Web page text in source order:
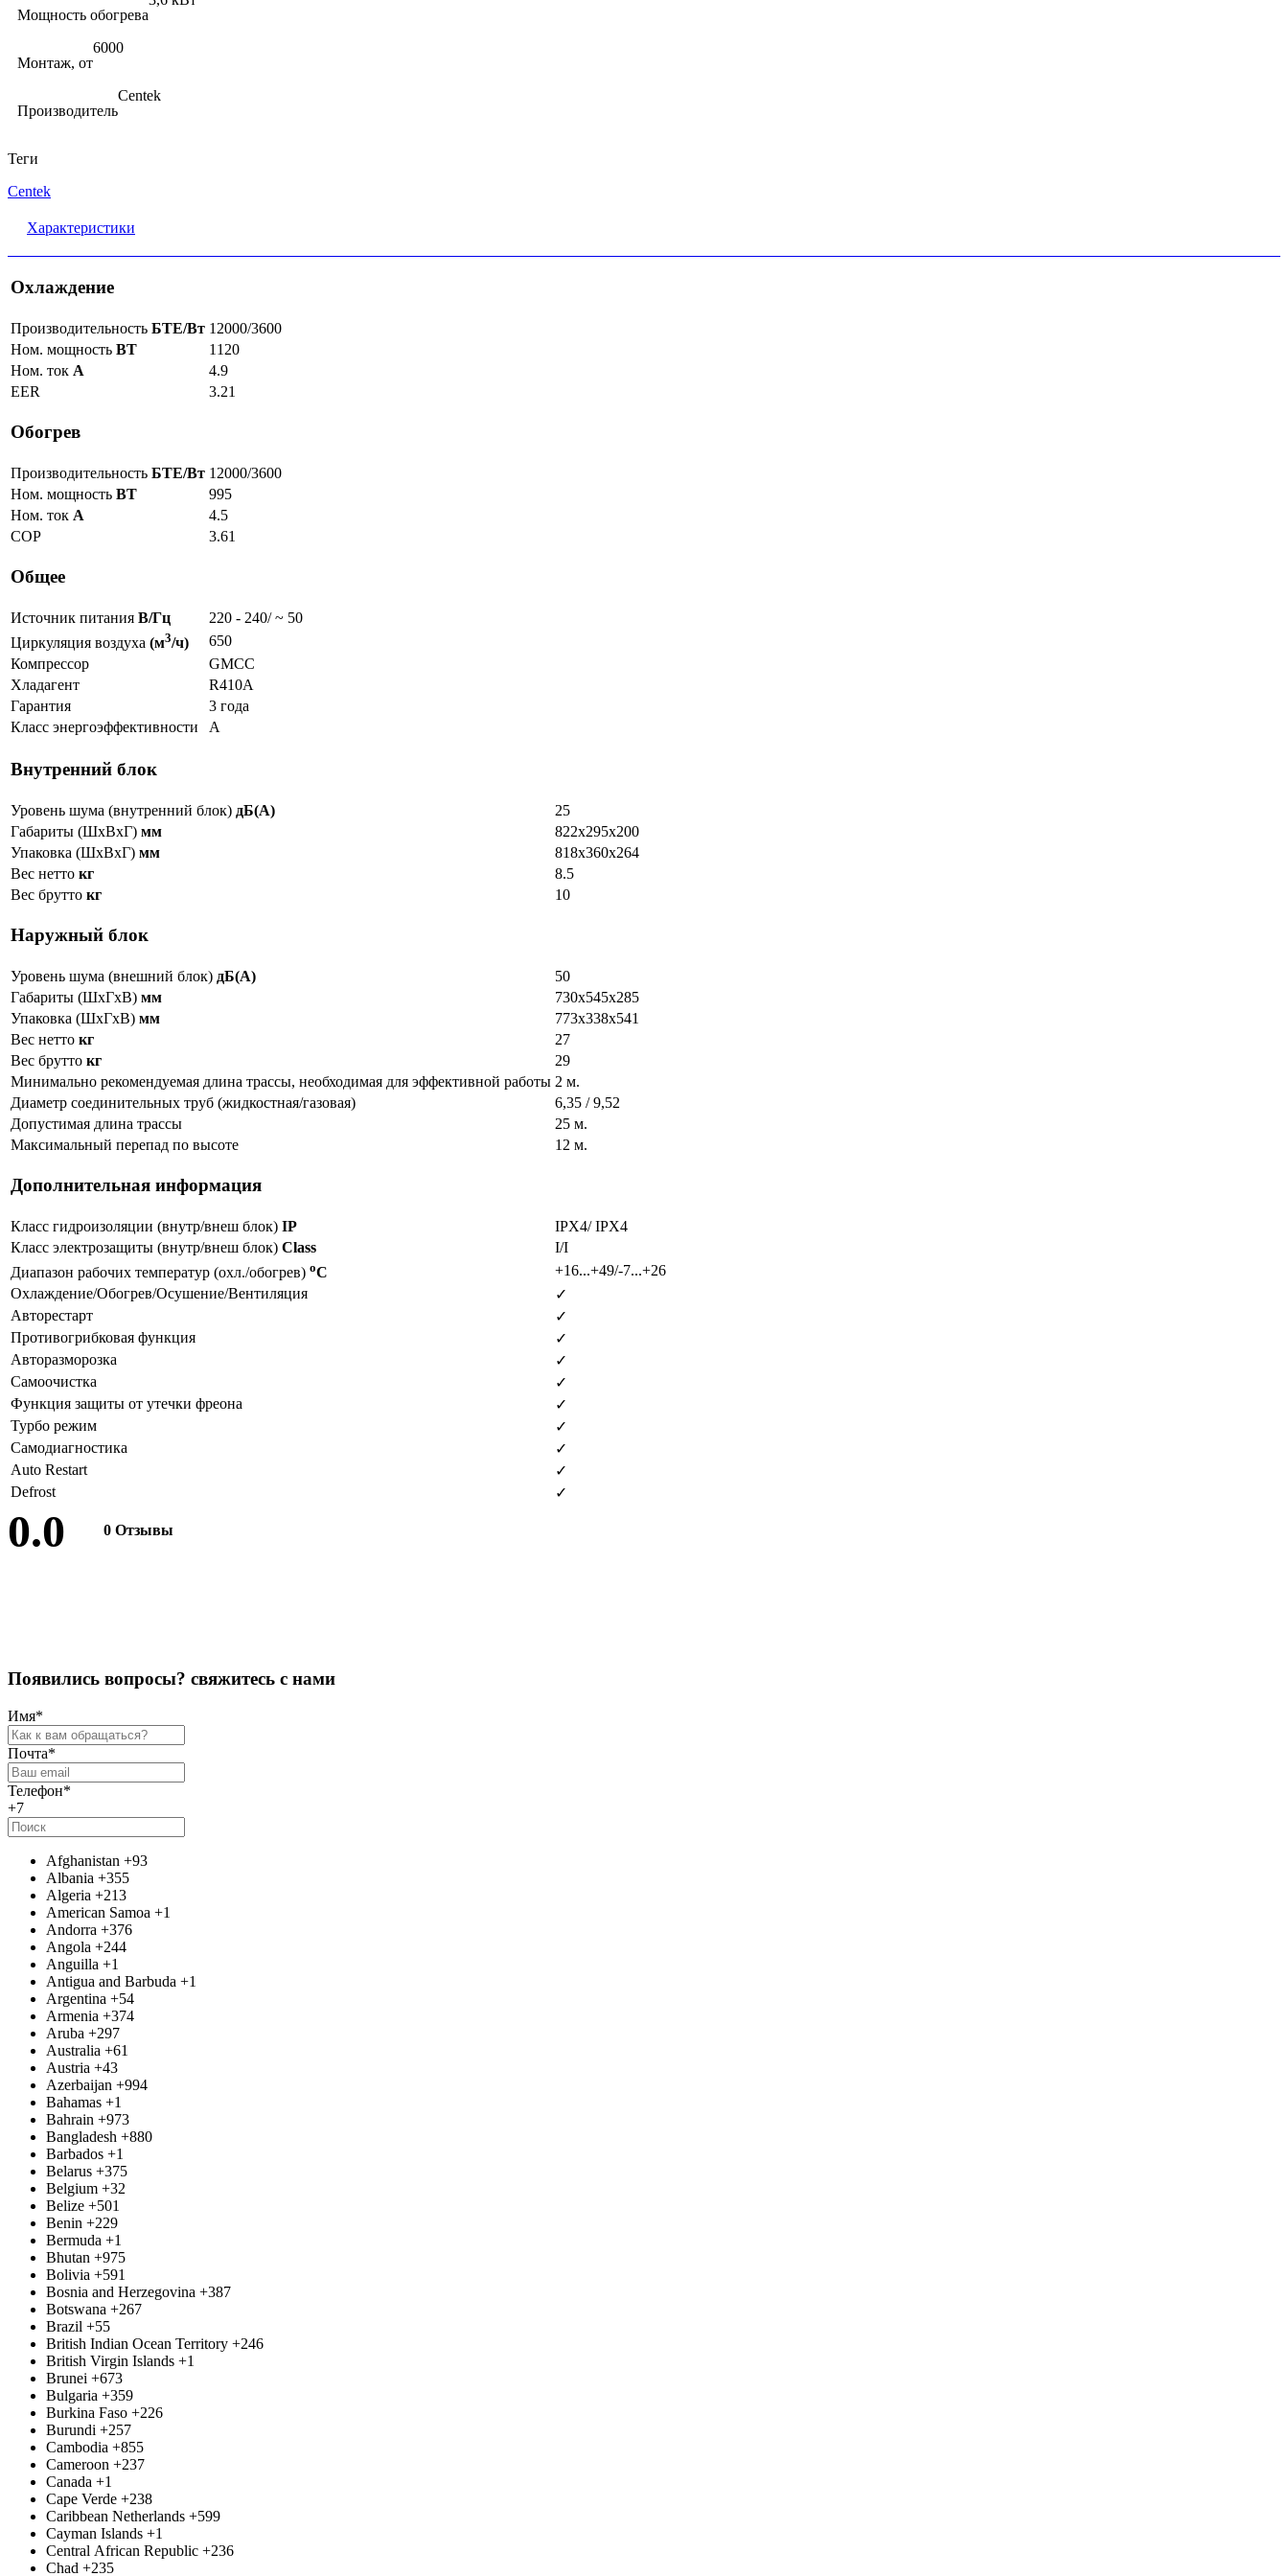
Мощность обогрева
Монтаж, от
6000
Производитель
Centek
Теги
Centek
Характеристики
Охлаждение
Производительность БТЕ/Вт 12000/3600
Ном. мощность ВТ
1120
Ном. ток А
4.9
EER
3.21
Обогрев
Производительность БТЕ/Вт 12000/3600
Ном. мощность ВТ
995
Ном. ток А
4.5
COP
3.61
Общее
Источник питания В/Гц
220 - 240/ ~ 50
Циркуляция воздуха (м3/ч)
650
Компрессор
GMCC
Хладагент
R410A
Гарантия
3 года
Класс энергоэффективности
A
Внутренний блок
Уровень шума (внутренний блок) дБ(А)
25
Габариты (ШxВxГ) мм
822х295х200
Упаковка (ШxВxГ) мм
818х360х264
Вес нетто кг
8.5
Вес брутто кг 10
Наружный блок
Уровень шума (внешний блок) дБ(А)
50
Габариты (ШxГxВ) мм
730х545х285
Упаковка (ШxГxВ) мм
773х338х541
Вес нетто кг
27
Вес брутто кг
29
Минимально рекомендуемая длина трассы, необходимая для эффективной работы 2 м.
Диаметр соединительных труб (жидкостная/газовая)
6,35 / 9,52
Допустимая длина трассы
25 м.
Максимальный перепад по высоте
12 м.
Дополнительная информация
Класс гидроизоляции (внутр/внеш блок) IP
IPX4/ IPX4
Класс электрозащиты (внутр/внеш блок) Class
I/I
Диапазон рабочих температур (охл./обогрев) oC
+16...+49/-7...+26
Охлаждение/Обогрев/Осушение/Вентиляция
✓
Авторестарт
✓
Противогрибковая функция
✓
Авторазморозка
✓
Самоочистка
✓
Функция защиты от утечки фреона
✓
Турбо режим
✓
Самодиагностика
✓
Auto Restart
✓
Defrost
✓
0.0 0 Отзывы
Появились вопросы? свяжитесь с нами
Имя*
Почта*
Телефон*
+7
Afghanistan +93
Albania +355
Algeria +213
American Samoa +1
Andorra +376
Angola +244
Anguilla +1
Antigua and Barbuda +1
Argentina +54
Armenia +374
Aruba +297
Australia +61
Austria +43
Azerbaijan +994
Bahamas +1
Bahrain +973
Bangladesh +880
Barbados +1
Belarus +375
Belgium +32
Belize +501
Benin +229
Bermuda +1
Bhutan +975
Bolivia +591
Bosnia and Herzegovina +387
Botswana +267
Brazil +55
British Indian Ocean Territory +246
British Virgin Islands +1
Brunei +673
Bulgaria +359
Burkina Faso +226
Burundi +257
Cambodia +855
Cameroon +237
Canada +1
Cape Verde +238
Caribbean Netherlands +599
Cayman Islands +1
Central African Republic +236
Chad +235